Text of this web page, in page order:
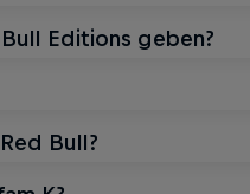
Editions geben?
Bull?